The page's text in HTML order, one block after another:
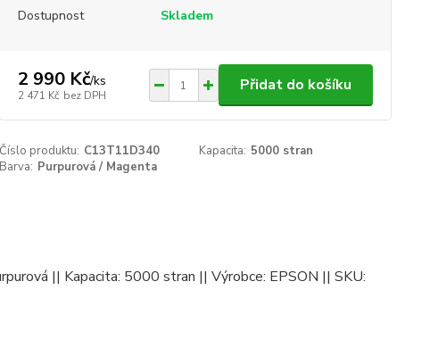
Dostupnost Skladem
2 990 Kč/ks
2 471 Kč bez DPH
Přidat do košíku
Číslo produktu: C13T11D340 Kapacita: 5000 stran
Barva: Purpurová / Magenta
|| Kapacita: 5000 stran || Výrobce: EPSON || SKU: